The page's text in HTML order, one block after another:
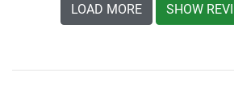
LOAD MORE SHOW